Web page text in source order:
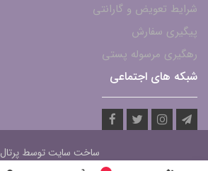
شرایط تعویض و گارانتی
پیگیری سفارش
رهگیری مرسوله پستی
شبکه های اجتماعی
ساخت سایت توسطپرتال